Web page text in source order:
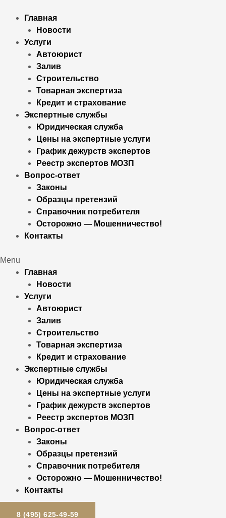
Главная
Новости
Услуги
Автоюрист
Залив
Строительство
Товарная экспертиза
Кредит и страхование
Экспертные службы
Юридическая служба
Цены на экспертные услуги
График дежурств экспертов
Реестр экcпертов МОЗП
Вопрос-ответ
Законы
Образцы претензий
Справочник потребителя
Осторожно — Мошенничество!
Контакты
Menu
Главная
Новости
Услуги
Автоюрист
Залив
Строительство
Товарная экспертиза
Кредит и страхование
Экспертные службы
Юридическая служба
Цены на экспертные услуги
График дежурств экспертов
Реестр экcпертов МОЗП
Вопрос-ответ
Законы
Образцы претензий
Справочник потребителя
Осторожно — Мошенничество!
Контакты
8 (495) 625-49-59